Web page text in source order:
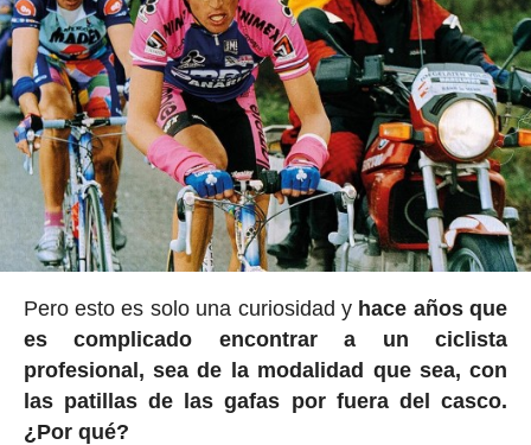
Pero esto es solo una curiosidad y hace años que
es complicado encontrar a un ciclista
profesional, sea de la modalidad que sea, con
las patillas de las gafas por fuera del casco.
¿Por qué?